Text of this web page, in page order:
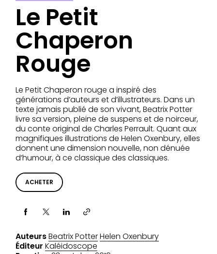
Le Petit
Chaperon
Rouge
Le Petit Chaperon rouge a inspiré des
générations d’auteurs et d’illustrateurs. Dans un
texte jamais publié de son vivant, Beatrix Potter
livre sa version, pleine de suspens et de noirceur,
du conte original de Charles Perrault. Quant aux
magnifiques illustrations de Helen Oxenbury, elles
donnent une dimension nouvelle, non dénuée
d’humour, à ce classique des classiques.
ACHETER
Partager via
AuteursBeatrix PotterHelen Oxenbury
Éditeur Kaléidoscope